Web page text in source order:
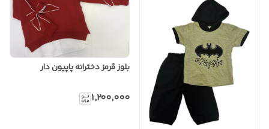
بلوز قرمز دخترانه پاپیون دار
۱٬۲۰۰٬۰۰۰